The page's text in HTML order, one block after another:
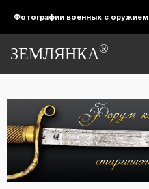
Фотографии военных с оружием
ЗЕМЛЯНКА®